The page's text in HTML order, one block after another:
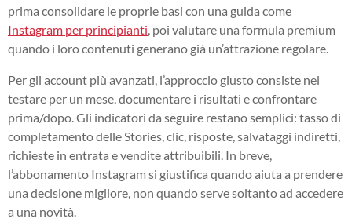
prima consolidare le proprie basi con una guida come
Instagram per principianti , poi valutare una formula premium
quando i loro contenuti generano già un’attrazione regolare.
Per gli account più avanzati, l’approccio giusto consiste nel
testare per un mese, documentare i risultati e confrontare
prima/dopo. Gli indicatori da seguire restano semplici: tasso di
completamento delle Stories, clic, risposte, salvataggi indiretti,
richieste in entrata e vendite attribuibili. In breve,
l’abbonamento Instagram si giustifica quando aiuta a prendere
una decisione migliore, non quando serve soltanto ad accedere
a una novità.